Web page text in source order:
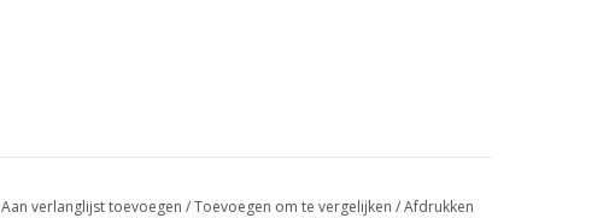
Aan verlanglijst toevoegen /Toevoegen om te vergelijken /Afdrukken